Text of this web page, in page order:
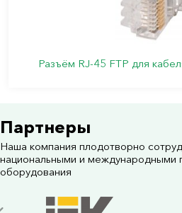
Разъём RJ-45 FTP для
Партнеры
Наша компания плодотворно
национальными и международными
оборудования